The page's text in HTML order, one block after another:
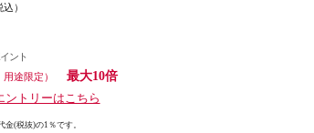
込）
用途限定）
最大10倍
ントリーはこちら
(税抜)の1％です。